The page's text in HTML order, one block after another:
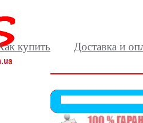
купить Доставка и